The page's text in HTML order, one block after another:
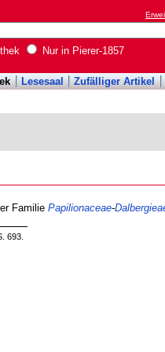
Nur in Pierer-1857
Lesesaal Zufälliger Artikel
Familie Papilionaceae-
693.